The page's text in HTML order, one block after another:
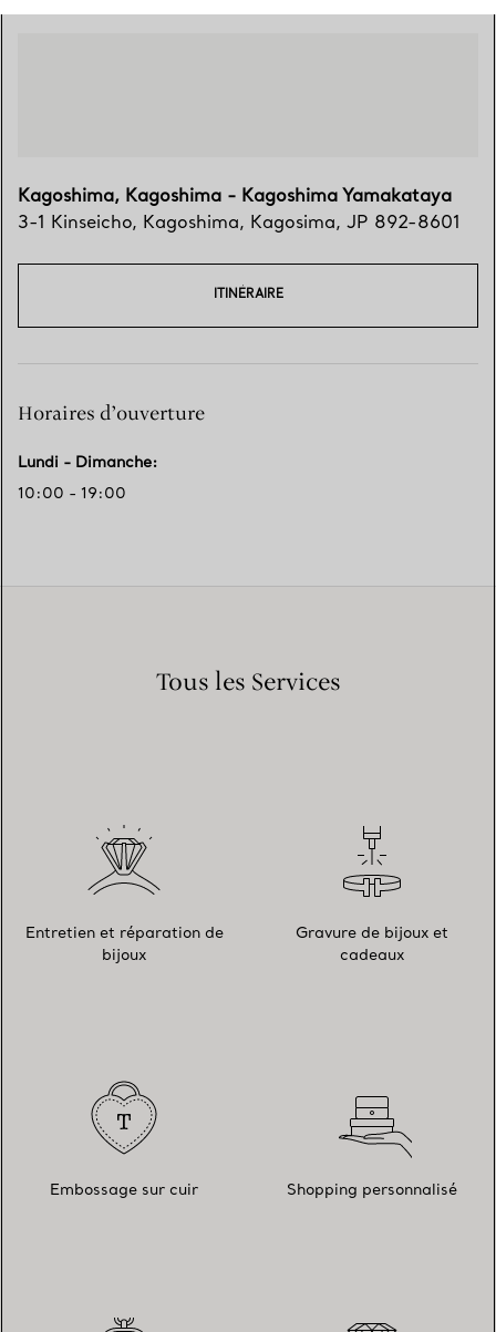
Kagoshima, Kagoshima - Kagoshima Yamakataya
3-1 Kinseicho, Kagoshima, Kagosima, JP 892-8601
ITINÉRAIRE
Horaires d’ouverture
Lundi - Dimanche:
10:00 - 19:00
Tous les Services
Entretien et réparation de
bijoux
Gravure de bijoux et
cadeaux
Embossage sur cuir Shopping personnalisé